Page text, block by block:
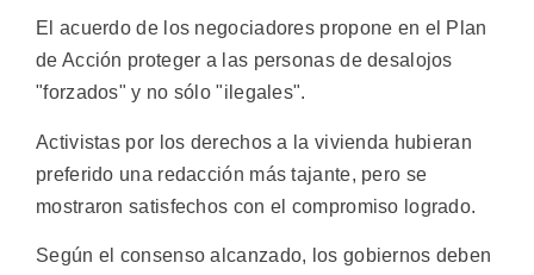
El acuerdo de los negociadores propone en el Plan
de Acción proteger a las personas de desalojos
"forzados" y no sólo "ilegales".
Activistas por los derechos a la vivienda hubieran
preferido una redacción más tajante, pero se
mostraron satisfechos con el compromiso logrado.
Según el consenso alcanzado, los gobiernos deben